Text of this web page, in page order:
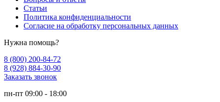
Статьи
Политика конфиденциальности
Согласие на обработку персональных данных
Нужна помощь?
8 (800) 200-84-72
8 (928) 884-30-90
Заказать звонок
пн-пт 09:00 - 18:00